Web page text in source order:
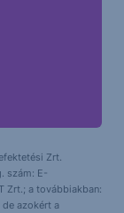
Zrt.
szám: E-
Zrt.; a továbbiakban:
azokért a